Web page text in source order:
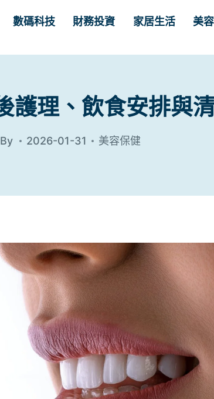
數碼科技 財務投資 家居生活 美
護理、飲食安排與
By 2026-01-31 美容保健